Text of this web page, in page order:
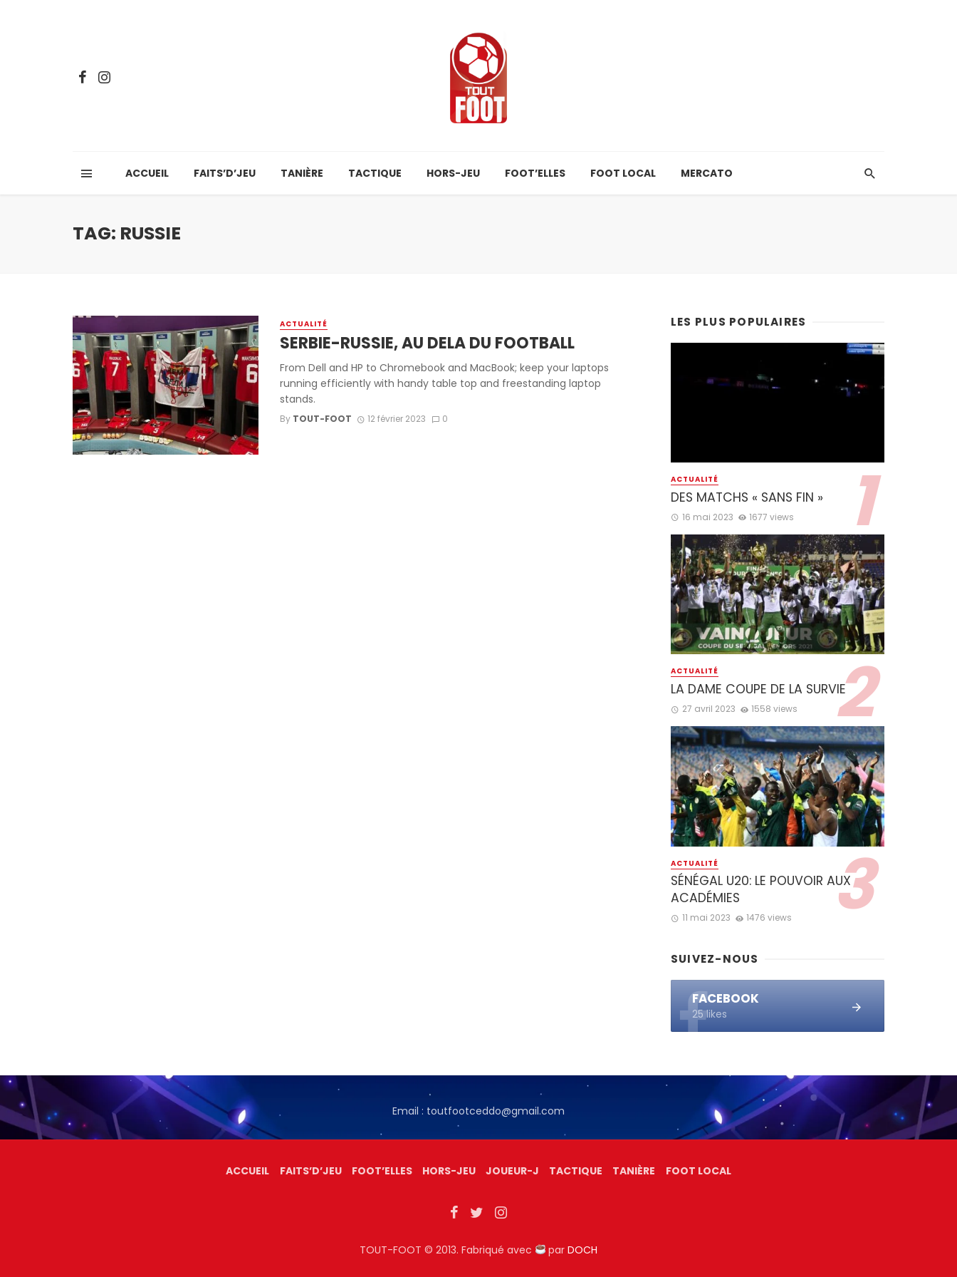
ACCUEIL FAITS’D’JEU TANIÈRE TACTIQUE HORS-JEU FOOT’ELLES FOOT LOCAL MERCATO
TAG: RUSSIE
ACTUALITÉ
SERBIE-RUSSIE, AU DELA DU FOOTBALL
From Dell and HP to Chromebook and MacBook; keep your laptops
running efficiently with handy table top and freestanding laptop
stands.
By TOUT-FOOT 12 février 2023 0
LES PLUS POPULAIRES
ACTUALITÉ
DES MATCHS « SANS FIN »
16 mai 2023 1677 views
ACTUALITÉ
LA DAME COUPE DE LA SURVIE
27 avril 2023 1558 views
ACTUALITÉ
SÉNÉGAL U20: LE POUVOIR AUX
ACADÉMIES
11 mai 2023 1476 views
SUIVEZ-NOUS
FACEBOOK
25 likes
Email : toutfootceddo@gmail.com
ACCUEIL FAITS’D’JEU FOOT’ELLES HORS-JEU JOUEUR-J TACTIQUE TANIÈRE FOOT LOCAL
TOUT-FOOT © 2013. Fabriqué avec parDOCH